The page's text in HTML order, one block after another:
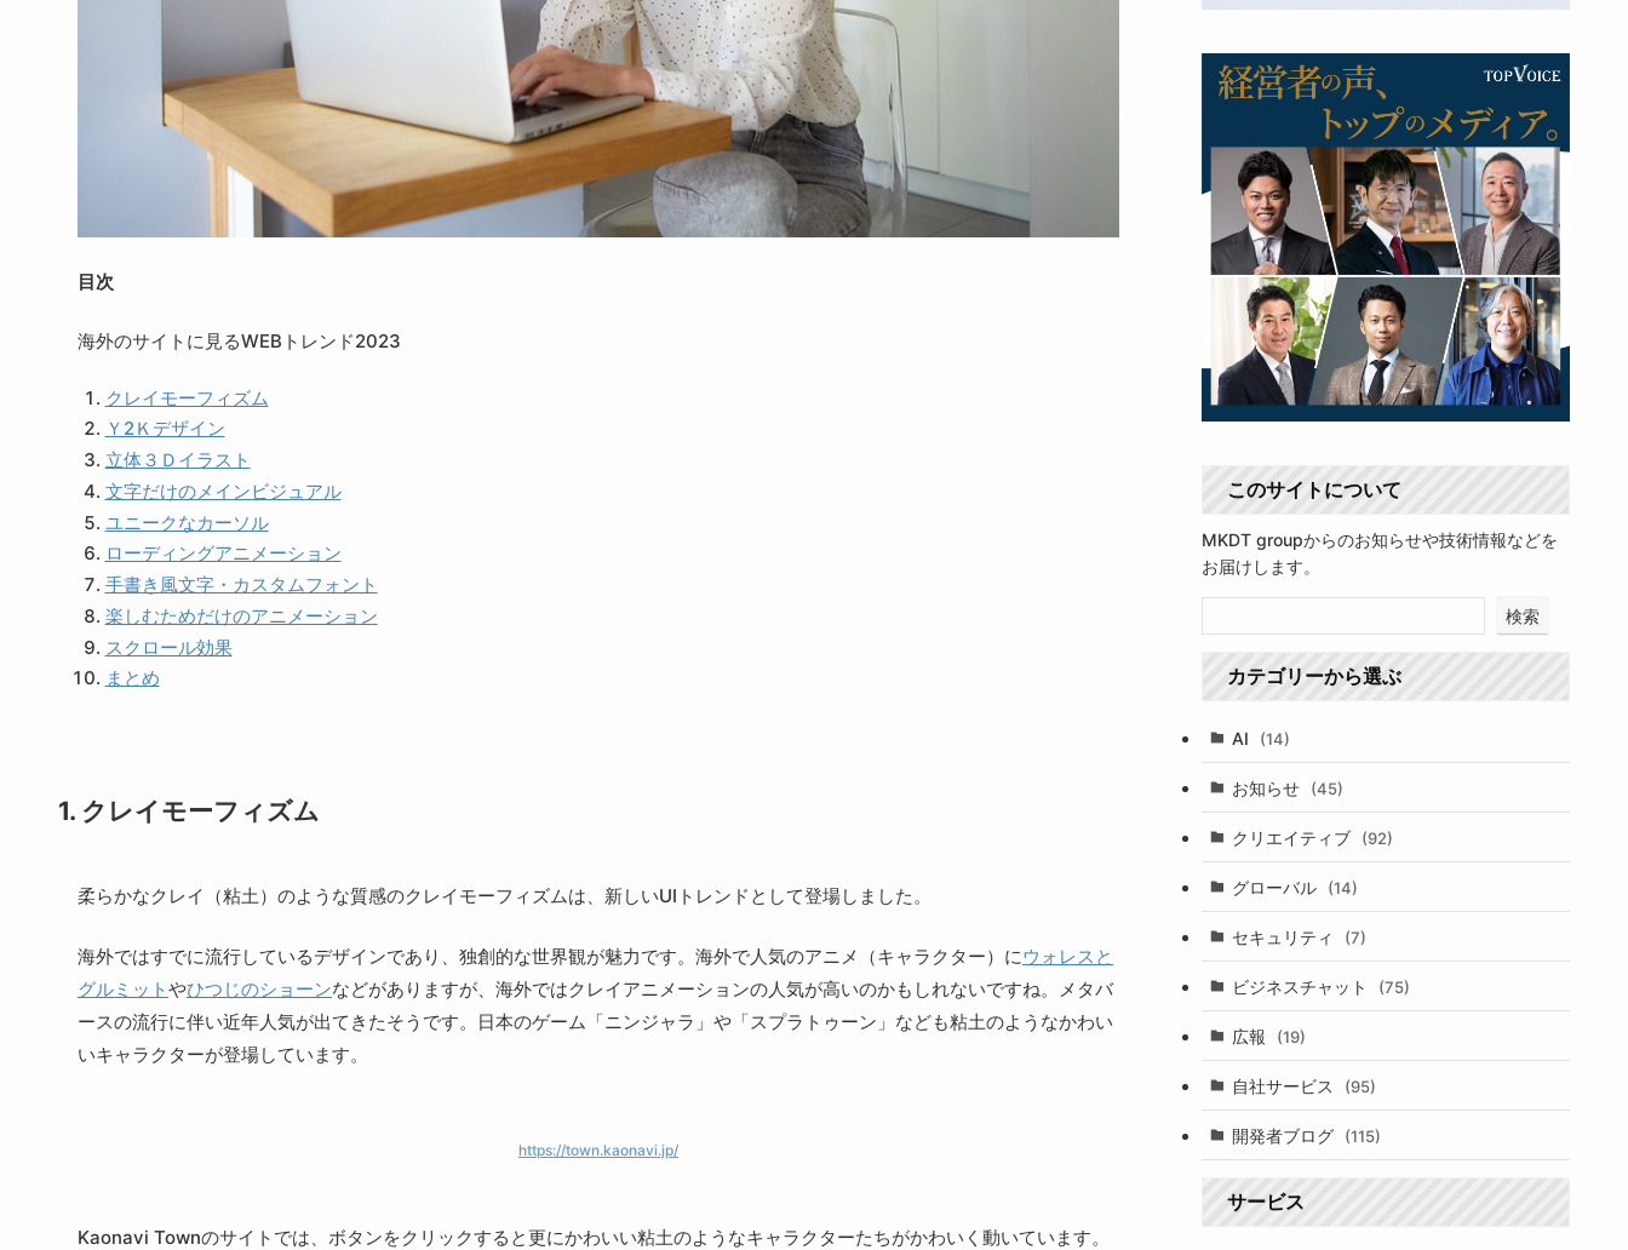
目次
海外のサイトに見るWEBトレンド2023
クレイモーフィズム
Ｙ2Ｋデザイン
立体３Ｄイラスト
文字だけのメインビジュアル
ユニークなカーソル
ローディングアニメーション
手書き風文字・カスタムフォント
楽しむためだけのアニメーション
スクロール効果
まとめ
1. クレイモーフィズム
柔らかなクレイ（粘土）のような質感のクレイモーフィズムは、新しいUIトレンドとして登場しました。
海外ではすでに流行しているデザインであり、独創的な世界観が魅力です。海外で人気のアニメ（キャラクター）にウォレスと
グルミットやひつじのショーンなどがありますが、海外ではクレイアニメーションの人気が高いのかもしれないですね。メタバ
ースの流行に伴い近年人気が出てきたそうです。日本のゲーム「ニンジャラ」や「スプラトゥーン」なども粘土のようなかわい
いキャラクターが登場しています。
https://town.kaonavi.jp/
Kaonavi Townのサイトでは、ボタンをクリックすると更にかわいい粘土のようなキャラクターたちがかわいく動いています。
このサイトについて
MKDT groupからのお知らせや技術情報などを
お届けします。
検索
カテゴリーから選ぶ
AI (14)
お知らせ (45)
クリエイティブ (92)
グローバル (14)
セキュリティ (7)
ビジネスチャット (75)
広報 (19)
自社サービス (95)
開発者ブログ (115)
サービス